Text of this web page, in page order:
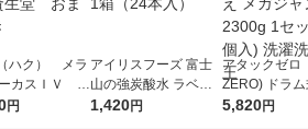
ハク） メラ
カスＩＶ 4
堂 おまけ
円
アイリスフーズ 富士
山の強炭酸水 ラベル
レス 500ml 1箱（24
1,420円
アタックゼロ
ZERO) ドラ
詰め替え メガ
5,820円